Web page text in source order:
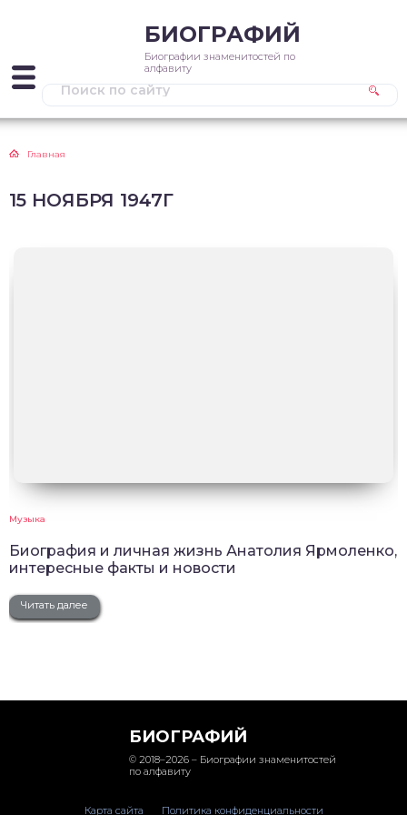
БИОГРАФИЙ
Биографии знаменитостей по
алфавиту
Главная
15 НОЯБРЯ 1947Г
Музыка
Биография и личная жизнь Анатолия Ярмоленко,
интересные факты и новости
Читать далее
БИОГРАФИЙ
© 2018–2026 – Биографии знаменитостей
по алфавиту
Карта сайта Политика конфиденциальности